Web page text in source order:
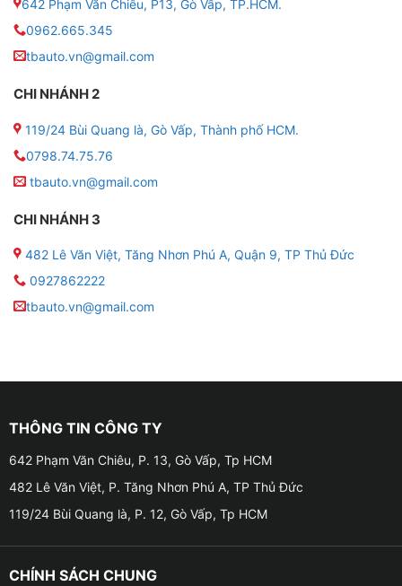
bạn khỏi các tình huống không mong muốn nếu xảy ra
va chạm đáng tiếc
✸ Hỗ trợ đỗ xe và lùi xe dễ dàng hơn
Camera 360 DCT Bản T2 Pro ghi hình
4. Camera 360 DCT Bản T2 Pro có những tính năng
➥ Các mắtcamera 360 DCT T2 Pro
642 Phạm Văn Chiêu, P13, Gò Vấp, TP.HCM.
0962.665.345
tbauto.vn@gmail.com
CHI NHÁNH 2
119/24 Bùi Quang là, Gò Vấp, Thành phố HCM.
0798.74.75.76
tbauto.vn@gmail.com
CHI NHÁNH 3
482 Lê Văn Việt, Tăng Nhơn Phú A, Quận 9, TP Thủ Đức
0927862222
tbauto.vn@gmail.com
THÔNG TIN CÔNG TY
642 Phạm Văn Chiêu, P. 13, Gò Vấp, Tp HCM
482 Lê Văn Việt, P. Tăng Nhơn Phú A, TP Thủ Đức
119/24 Bùi Quang là, P. 12, Gò Vấp, Tp HCM
CHÍNH SÁCH CHUNG